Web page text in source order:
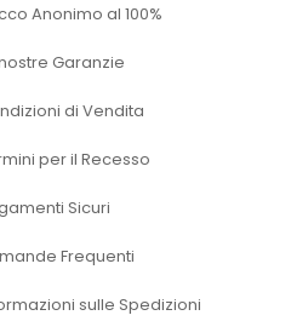
Anonimo al 100%
Garanzie
di Vendita
per il Recesso
Sicuri
Frequenti
sulle Spedizioni